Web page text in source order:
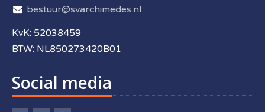
bestuur@svarchimedes.nl
KvK: 52038459
BTW: NL850273420B01
Social media